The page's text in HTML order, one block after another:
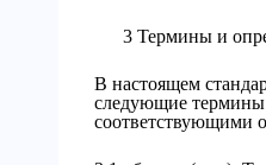
3 Термины и
В настоящем
следующие термины
соответствующими